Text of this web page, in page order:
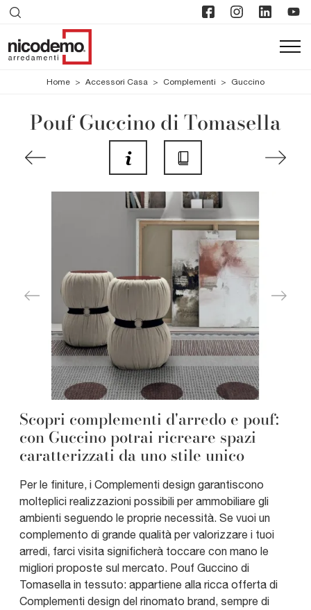
Home > Accessori Casa > Complementi > Guccino
Pouf Guccino di Tomasella
Scopri complementi d'arredo e pouf:
con Guccino potrai ricreare spazi
caratterizzati da uno stile unico
Per le finiture, i Complementi design garantiscono
molteplici realizzazioni possibili per ammobiliare gli
ambienti seguendo le proprie necessità. Se vuoi un
complemento di grande qualità per valorizzare i tuoi
arredi, farci visita significherà toccare con mano le
migliori proposte sul mercato. Pouf Guccino di
Tomasella in tessuto: appartiene alla ricca offerta di
Complementi design del rinomato brand, sempre di